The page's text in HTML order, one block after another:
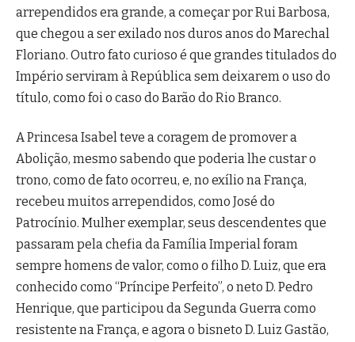
arrependidos era grande, a começar por Rui Barbosa,
que chegou a ser exilado nos duros anos do Marechal
Floriano. Outro fato curioso é que grandes titulados do
Império serviram à República sem deixarem o uso do
título, como foi o caso do Barão do Rio Branco.
A Princesa Isabel teve a coragem de promover a
Abolição, mesmo sabendo que poderia lhe custar o
trono, como de fato ocorreu, e, no exílio na França,
recebeu muitos arrependidos, como José do
Patrocínio. Mulher exemplar, seus descendentes que
passaram pela chefia da Família Imperial foram
sempre homens de valor, como o filho D. Luiz, que era
conhecido como “Príncipe Perfeito”, o neto D. Pedro
Henrique, que participou da Segunda Guerra como
resistente na França, e agora o bisneto D. Luiz Gastão,